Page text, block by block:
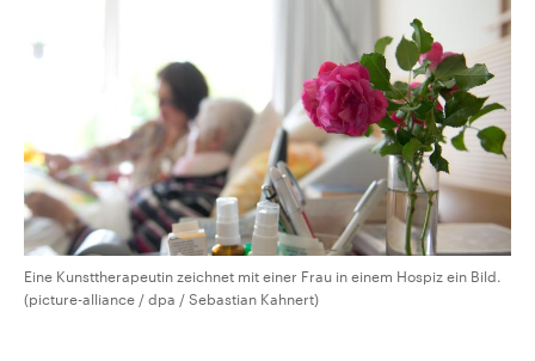
Eine Kunsttherapeutin zeichnet mit einer Frau in einem Hospiz ein Bild.
(picture-alliance / dpa / Sebastian Kahnert)